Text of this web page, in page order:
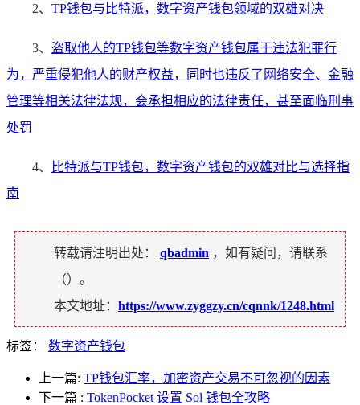
2、 TP钱包与比特派，数字资产钱包领域的双雄对决
3、 盗取他人的TP钱包等数字资产钱包属于违法犯罪行
为，严重侵犯他人的财产权益，同时也违反了网络安全、金融
管理等相关法律法规，会承担相应的法律责任，甚至面临刑事
处罚
4、
比特派与TP钱包，数字资产钱包的双雄对比与选择指
南
转载请注明出处： qbadmin ，如有疑问，请联系
（）。
本文地址： https://www.zyggzy.cn/cqnnk/1248.html
标签： 数字资产钱包
上一篇: TP钱包汇率，加密资产交易不可忽视的因素
下一篇 : TokenPocket 设置 Sol 钱包全攻略